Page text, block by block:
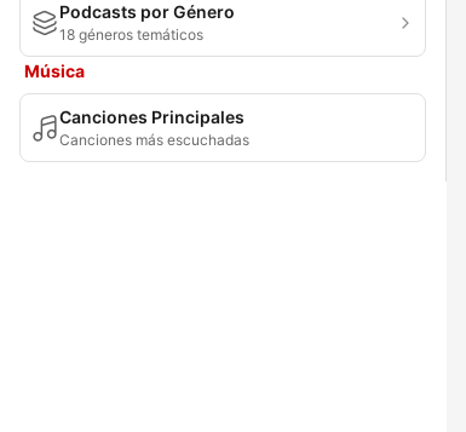
Podcasts por Género
18 géneros temáticos
Música
Canciones Principales
Canciones más escuchadas